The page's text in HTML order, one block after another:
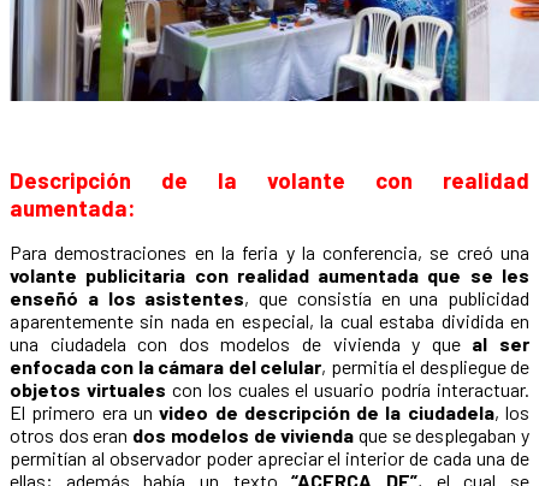
Descripción de la volante con realidad
aumentada:
Para demostraciones en la feria y la conferencia, se creó una
volante publicitaria con realidad aumentada que se les
enseñó a los asistentes, que consistía en una publicidad
aparentemente sin nada en especial, la cual estaba dividida en
una ciudadela con dos modelos de vivienda y que al ser
enfocada con la cámara del celular, permitía el despliegue de
objetos virtuales con los cuales el usuario podría interactuar.
El primero era unvideo de descripción de la ciudadela, los
otros dos eran dos modelos de vivienda que se desplegaban y
permitían al observador poder apreciar el interior de cada una de
ellas; además había un texto“ACERCA DE”, el cual se